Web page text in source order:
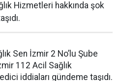
Hizmetleri hakkında şok
Sen İzmir 2 No’lu Şube
112 Acil Sağlık
iddiaları gündeme taşıdı.